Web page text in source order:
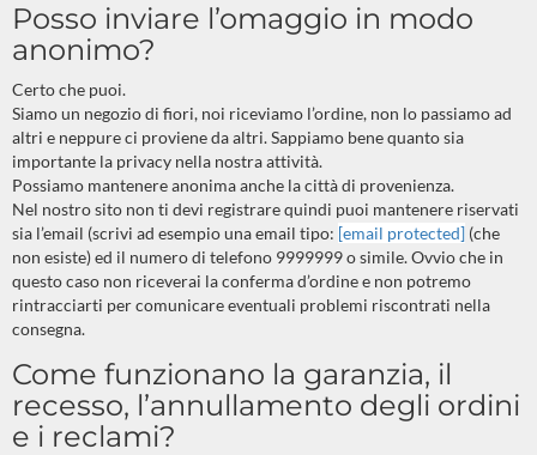
Posso inviare l’omaggio in modo
anonimo?
Certo che puoi.
Siamo un negozio di fiori, noi riceviamo l’ordine, non lo passiamo ad
altri e neppure ci proviene da altri. Sappiamo bene quanto sia
importante la privacy nella nostra attività.
Possiamo mantenere anonima anche la città di provenienza.
Nel nostro sito non ti devi registrare quindi puoi mantenere riservati
sia l’email (scrivi ad esempio una email tipo: [email protected] (che
non esiste) ed il numero di telefono 9999999 o simile. Ovvio che in
questo caso non riceverai la conferma d’ordine e non potremo
rintracciarti per comunicare eventuali problemi riscontrati nella
consegna.
Come funzionano la garanzia, il
recesso, l’annullamento degli ordini
e i reclami?